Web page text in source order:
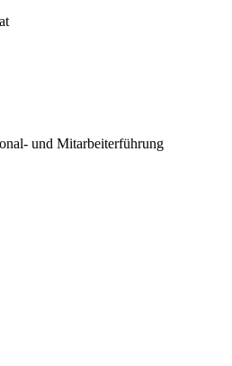
und Mitarbeiterführung